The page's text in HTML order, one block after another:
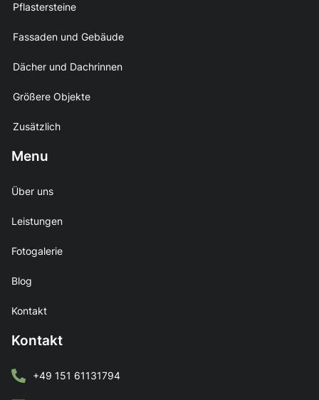
Pflastersteine
Fassaden und Gebäude
Dächer und Dachrinnen
Größere Objekte
Zusätzlich
Menu
Über uns
Leistungen
Fotogalerie
Blog
Kontakt
Kontakt
+49 151 61131794